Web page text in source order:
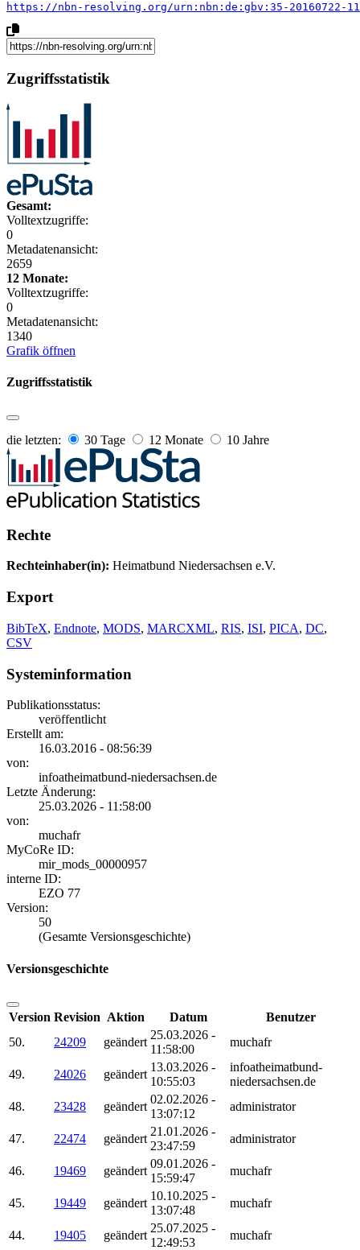
https://nbn-resolving.org/urn:nbn:de:gbv:35-20160722-
Zugriffsstatistik
Gesamt:
Volltextzugriffe:
0
Metadatenansicht:
2659
12 Monate:
Volltextzugriffe:
0
Metadatenansicht:
1340
Grafik öffnen
Zugriffsstatistik
die letzten: 30 Tage 12 Monate 10 Jahre
Rechte
Rechteinhaber(in): Heimatbund Niedersachsen e.V.
Export
BibTeX, Endnote, MODS, MARCXML, RIS, ISI, PICA, DC,
CSV
Systeminformation
Publikationsstatus:
veröffentlicht
Erstellt am:
16.03.2016 - 08:56:39
von:
infoatheimatbund-niedersachsen.de
Letzte Änderung:
25.03.2026 - 11:58:00
von:
muchafr
MyCoRe ID:
mir_mods_00000957
interne ID:
EZO 77
Version:
50
(Gesamte Versionsgeschichte)
Versionsgeschichte
Version Revision Aktion Datum
Benutzer
50.
24209 geändert
25.03.2026 -
11:58:00
muchafr
49. 24026 geändert
13.03.2026 -
10:55:03
infoatheimatbund-
niedersachsen.de
48.
23428 geändert
02.02.2026 -
13:07:12
administrator
47. 22474 geändert
21.01.2026 -
23:47:59
administrator
46. 19469 geändert
09.01.2026 -
15:59:47
muchafr
45. 19449 geändert
10.10.2025 -
13:07:48
muchafr
44. 19405 geändert
25.07.2025 -
12:49:53
muchafr